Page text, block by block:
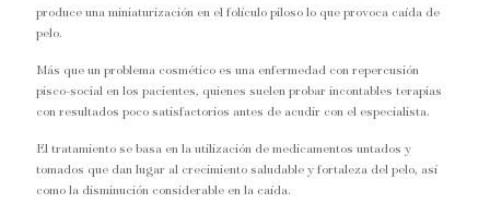
produce una miniaturización en el folículo piloso lo que provoca caída de
pelo.
Más que un problema cosmético es una enfermedad con repercusión
pisco-social en los pacientes, quienes suelen probar incontables terapias
con resultados poco satisfactorios antes de acudir con el especialista.
El tratamiento se basa en la utilización de medicamentos untados y
tomados que dan lugar al crecimiento saludable y fortaleza del pelo, así
como la disminución considerable en la caída.